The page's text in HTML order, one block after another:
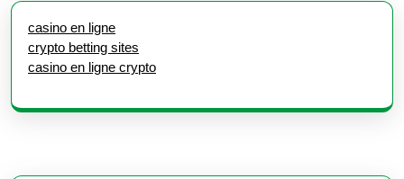
casino en ligne
crypto betting sites
casino en ligne crypto